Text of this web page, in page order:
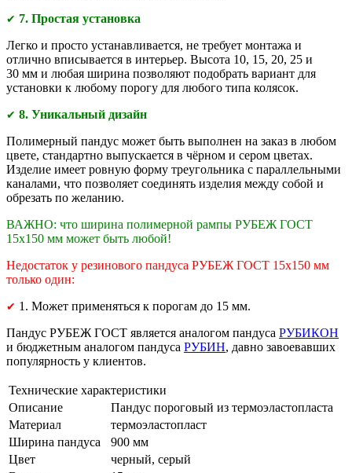
✔ 7. Простая установка
Легко и просто устанавливается, не требует монтажа и
отлично вписывается в интерьер. Высота 10, 15, 20, 25 и
30 мм и любая ширина позволяют подобрать вариант для
установки к любому порогу для любого типа колясок.
✔ 8. Уникальный дизайн
Полимерный пандус может быть выполнен на заказ в любом
цвете, стандартно выпускается в чёрном и сером цветах.
Изделие имеет ровную форму треугольника с параллельными
каналами, что позволяет соединять изделия между собой и
обрезать по желанию.
ВАЖНО: что ширина полимерной рампы РУБЕЖ ГОСТ
15х150 мм может быть любой!
Недостаток у резинового пандуса РУБЕЖ ГОСТ 15х150 мм
только один:
✔ 1. Может применяться к порогам до 15 мм.
Пандус РУБЕЖ ГОСТ является аналогом пандуса РУБИКОН
и бюджетным аналогом пандуса РУБИН, давно завоевавших
популярность у клиентов.
Технические характеристики
Описание
Пандус пороговый из термоэластопласта
Материал
термоэластопласт
Ширина пандуса
900 мм
Цвет
черный, серый